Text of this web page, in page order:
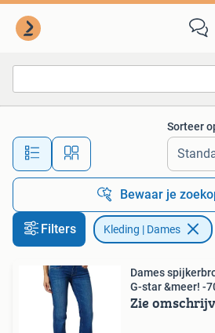
Alle afstanden…
Sorteer
Bewaar je
Filters Kleding | Dames
Dames
G-star &meer! -
Zie